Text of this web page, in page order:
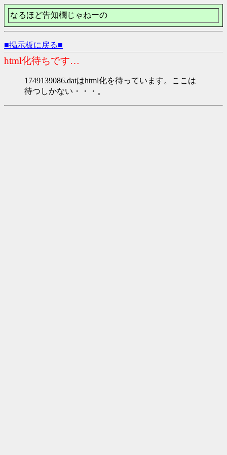
なるほど告知欄じゃねーの
■掲示板に戻る■
html化待ちです…
1749139086.datはhtml化を待っています。ここは
待つしかない・・・。